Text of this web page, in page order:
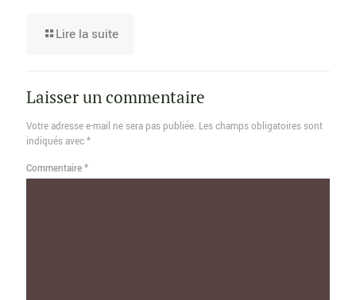
Lire la suite
Laisser un commentaire
Votre adresse e-mail ne sera pas publiée. Les champs obligatoires sont
indiqués avec*
Commentaire*